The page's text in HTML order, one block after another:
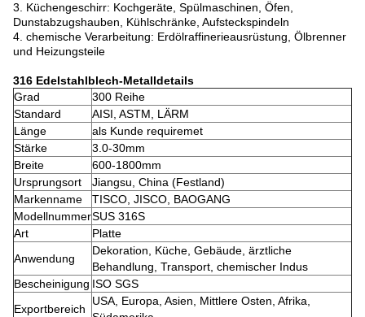
3. Küchengeschirr: Kochgeräte, Spülmaschinen, Öfen,
Dunstabzugshauben, Kühlschränke, Aufsteckspindeln
4. chemische Verarbeitung: Erdölraffinerieausrüstung, Ölbrenner
und Heizungsteile
316 Edelstahlblech-Metalldetails
Grad
300 Reihe
Standard
AISI, ASTM, LÄRM
Länge
als Kunde requiremet
Stärke
3.0-30mm
Breite
600-1800mm
Ursprungsort
Jiangsu, China (Festland)
Markenname
TISCO, JISCO, BAOGANG
ModellnummerSUS 316S
Art
Platte
Anwendung
Dekoration, Küche, Gebäude, ärztliche
Behandlung, Transport, chemischer Indus
Bescheinigung ISO SGS
Exportbereich
USA, Europa, Asien, Mittlere Osten, Afrika,